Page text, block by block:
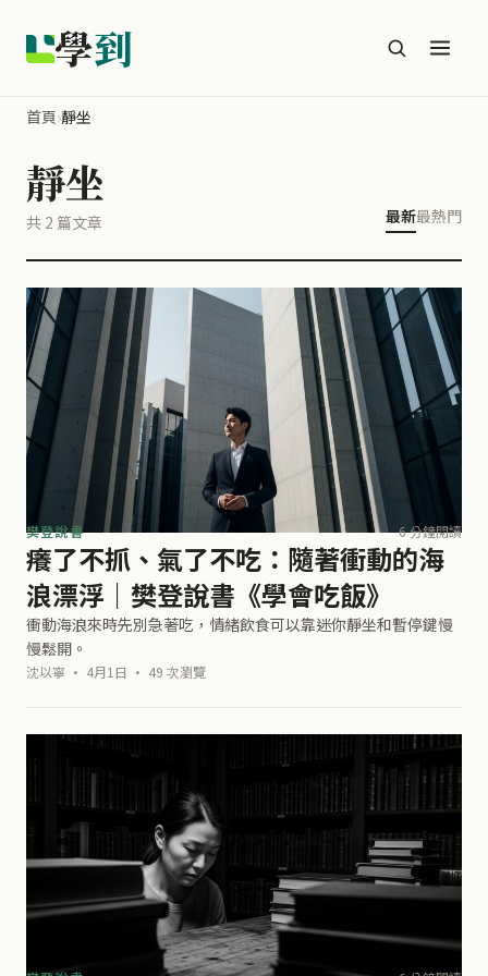
學到
首頁›靜坐
靜坐
共 2 篇文章 最新最熱門
樊登說書 6 分鐘閱讀
癢了不抓、氣了不吃：隨著衝動的海
浪漂浮｜樊登說書《學會吃飯》
衝動海浪來時先別急著吃，情緒飲食可以靠迷你靜坐和暫停鍵慢
慢鬆開。
沈以寧 · 4月1日 · 49 次瀏覽